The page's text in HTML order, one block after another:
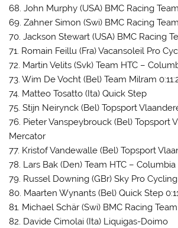
68. John Murphy (USA) BMC Racing Team
69. Zahner Simon (Swi) BMC Racing Team
70. Jackson Stewart (USA) BMC Racing
71. Romain Feillu (Fra) Vacansoleil Pro
72. Martin Velits (Svk) Team HTC –
73. Wim De Vocht (Bel) Team Milram
74. Matteo Tosatto (Ita) Quick Step
75. Stijn Neirynck (Bel) Topsport
76. Pieter Vanspeybrouck (Bel) Topsport
Mercator
77. Kristof Vandewalle (Bel) Topsport
78. Lars Bak (Den) Team HTC – Columbia
79. Russel Downing (GBr) Sky Pro Cycling
80. Maarten Wynants (Bel) Quick Step
81. Michael Schär (Swi) BMC Racing Team
82. Davide Cimolai (Ita) Liquigas-Doimo